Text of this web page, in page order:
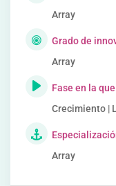
Array
Grado de
Array
Fase en la
Crecimiento |
Array